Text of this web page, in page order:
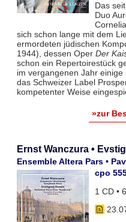
Das
Duo
sich schon lange mit dem
ermordeten jüdischen
1944), dessen Oper Der
schon ein Repertoirestück
im vergangenen Jahr
das Schweizer Label
kompetenter Weise
»zur
Ernst Wanczura •
Ensemble Altera Pars •
cpo
1 CD •